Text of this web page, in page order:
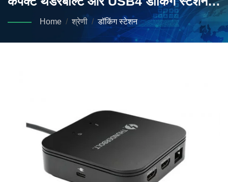
मल्टी-मॉनिटर उद्यम कार्यक्षेत्रों के लिए।
Home / श्रेणी / डॉकिंग स्टेशन